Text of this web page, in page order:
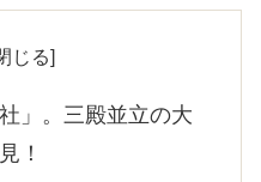
」。三殿並立の大
！